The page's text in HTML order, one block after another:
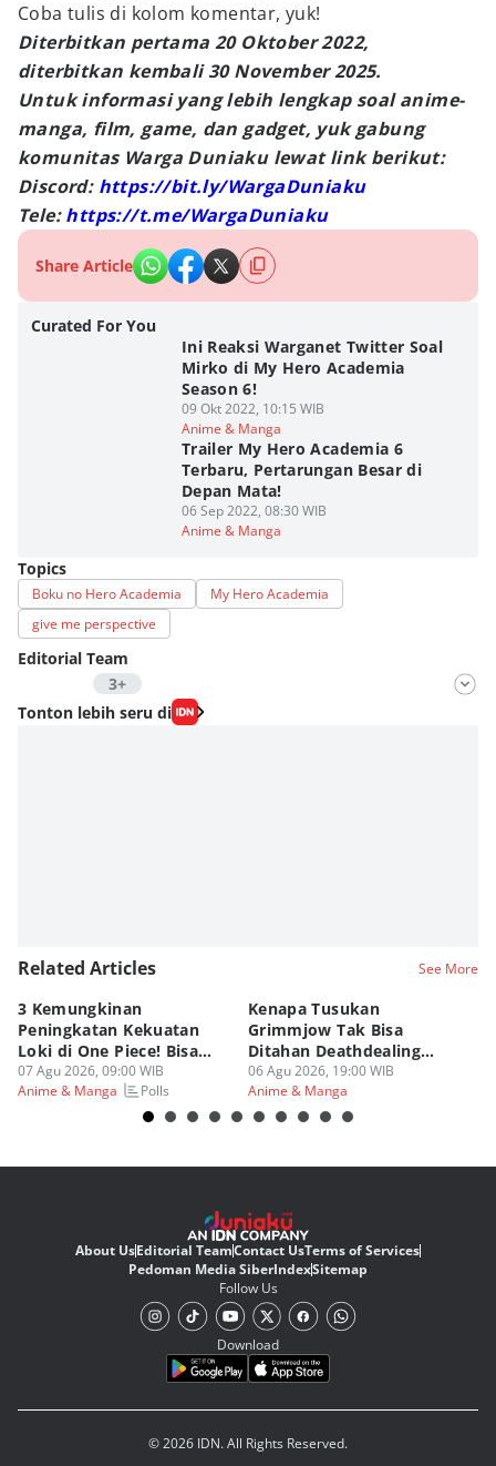
Coba tulis di kolom komentar, yuk!
Diterbitkan pertama 20 Oktober 2022,
diterbitkan kembali 30 November 2025.
Untuk informasi yang lebih lengkap soal anime-
manga, film, game, dan gadget, yuk gabung
komunitas Warga Duniaku lewat link berikut:
Discord: https://bit.ly/WargaDuniaku
Tele:https://t.me/WargaDuniaku
Share Article
Curated For You
Ini Reaksi Warganet Twitter Soal
Mirko di My Hero Academia
Season 6!
09 Okt 2022, 10:15 WIB
Anime & Manga
Trailer My Hero Academia 6
Terbaru, Pertarungan Besar di
Depan Mata!
06 Sep 2022, 08:30 WIB
Anime & Manga
Topics
Boku no Hero Academia
My Hero Academia
give me perspective
Editorial Team
3+
Editor
Fahrul Razi Uni Nurullah
Tonton lebih seru di
Related Articles See More
3 Kemungkinan
Peningkatan Kekuatan
Loki di One Piece! Bisa
Lebih OP?
07 Agu 2026, 09:00 WIB
Anime & Manga
Polls
Kenapa Tusukan
Grimmjow Tak Bisa
Ditahan Deathdealing
Askin Bleach?
06 Agu 2026, 19:00 WIB
Anime & Manga
About UsEditorial TeamContact UsTerms of Services
Pedoman Media SiberIndexSitemap
Follow Us
Download
© 2026 IDN. All Rights Reserved.